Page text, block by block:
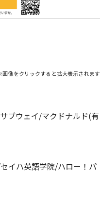
像をクリックすると拡大表示されます
ブウェイ/マクドナルド(有
イハ英語学院/ハロー！パ